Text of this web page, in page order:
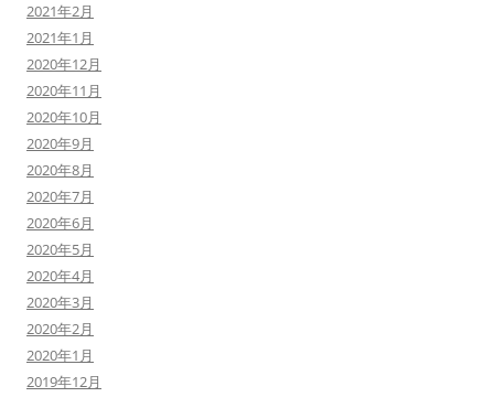
2021年2月
2021年1月
2020年12月
2020年11月
2020年10月
2020年9月
2020年8月
2020年7月
2020年6月
2020年5月
2020年4月
2020年3月
2020年2月
2020年1月
2019年12月